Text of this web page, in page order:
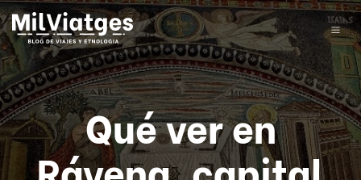
Qué ver en